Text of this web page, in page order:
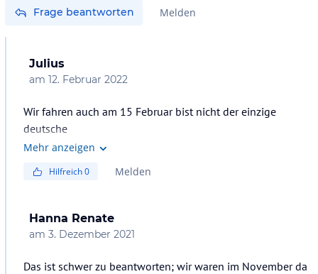
Frage beantworten Melden
Julius
am 12. Februar 2022
Wir fahren auch am 15 Februar bist nicht der einzige
Mehr anzeigen
Hilfreich0 Melden
Hanna Renate
am 3. Dezember 2021
Das ist schwer zu beantworten; wir waren im November da